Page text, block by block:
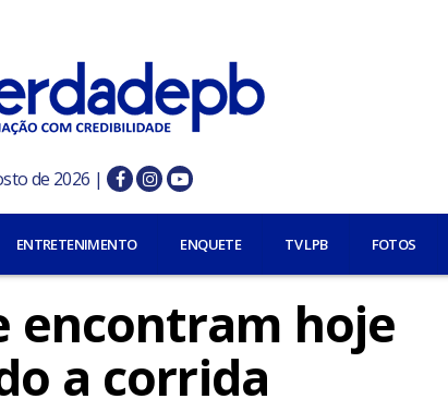
de 2026 |
ENTRETENIMENTO ENQUETE TV LPB FOTOS
encontram hoje
a corrida